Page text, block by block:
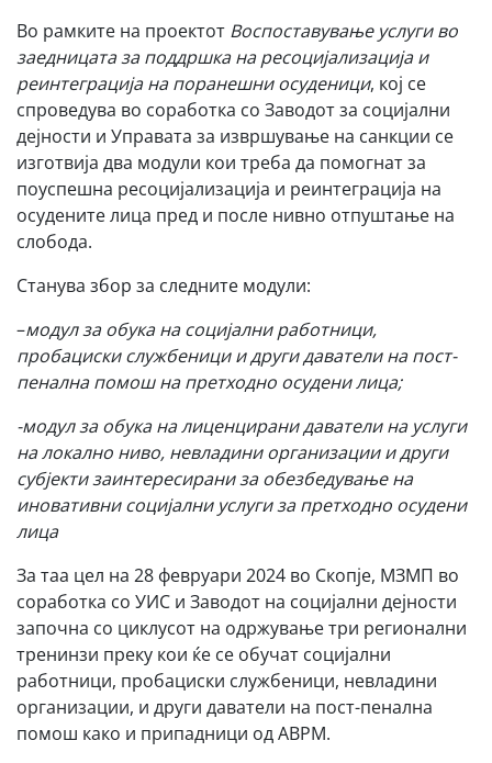
Во рамките на проектот Воспоставување услуги во
заедницата за поддршка на ресоцијализација и
реинтеграција на поранешни осуденици, кој се
спроведува во соработка со Заводот за социјални
дејности и Управата за извршување на санкции се
изготвија два модули кои треба да помогнат за
поуспешна ресоцијализација и реинтеграција на
осудените лица пред и после нивно отпуштање на
слобода.
Станува збор за следните модули:
–модул за обука на социјални работници,
пробациски службеници и други даватели на пост-
пенална помош на претходно осудени лица;
-модул за обука на лиценцирани даватели на услуги
на локално ниво, невладини организации и други
субјекти заинтересирани за обезбедување на
иновативни социјални услуги за претходно осудени
лица
За таа цел на 28 февруари 2024 во Скопје, МЗМП во
соработка со УИС и Заводот на социјални дејности
започна со циклусот на одржување три регионални
тренинзи преку кои ќе се обучат социјални
работници, пробациски службеници, невладини
организации, и други даватели на пост-пенална
помош како и припадници од АВРМ.